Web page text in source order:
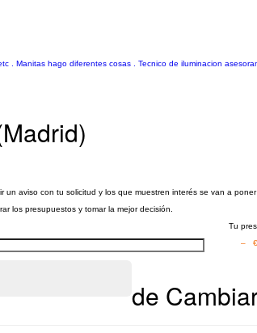
. Manitas hago diferentes cosas . Tecnico de iluminacion
aviso con tu solicitud y los que muestren interés se van a
los presupuestos y tomar la mejor decisión.
Tu
– €
de